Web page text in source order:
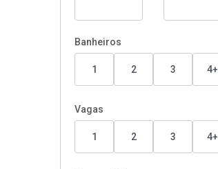
Banheiros
1 2 3 4+
Vagas
1 2 3 4+